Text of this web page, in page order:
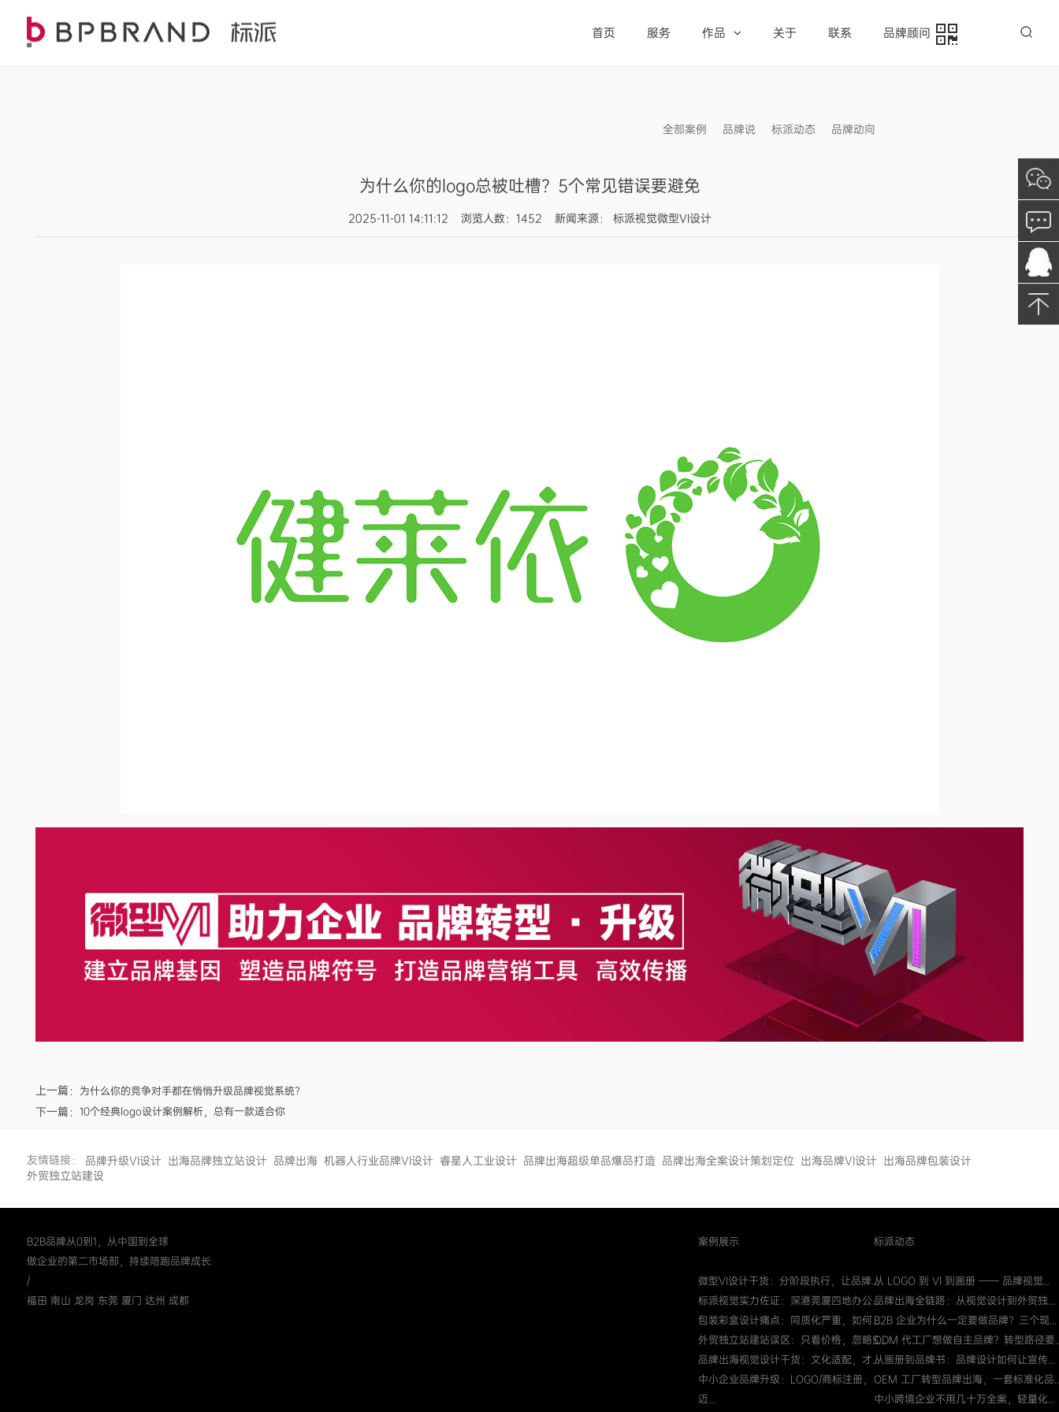
首页 服务 作品 关于 联系 品牌顾问
全部案例 品牌说 标派动态 品牌动向
为什么你的logo总被吐槽？5个常见错误要避免
2025-11-01 14:11:12 浏览人数：1452 新闻来源： 标派视觉微型VI设计
上一篇： 为什么你的竞争对手都在悄悄升级品牌视觉系统？
下一篇： 10个经典logo设计案例解析，总有一款适合你
友情链接： 品牌升级VI设计 出海品牌独立站设计 品牌出海 机器人行业品牌VI设计 睿星人工业设计 品牌出海超级单品爆品打造 品牌出海全案设计策划定位 出海品牌VI设计 出海品牌包装设计
外贸独立站建设
B2B品牌从0到1，从中国到全球
做企业的第二市场部，持续陪跑品牌成长
/
福田 南山 龙岗 东莞 厦门 达州 成都
案例展示
微型VI设计干货：分阶段执行，让品牌...
标派视觉实力佐证：深港莞厦四地办公...
包装彩盒设计痛点：同质化严重，如何...
外贸独立站建站误区：只看价格，忽略S...
品牌出海视觉设计干货：文化适配，才...
中小企业品牌升级：LOGO/商标注册，
迈...
标派动态
从 LOGO 到 VI 到画册 —— 品牌视觉...
品牌出海全链路：从视觉设计到外贸独...
B2B 企业为什么一定要做品牌？三个现...
ODM 代工厂想做自主品牌？转型路径要
从画册到品牌书：品牌设计如何让宣传...
OEM 工厂转型品牌出海，一套标准化品
中小跨境企业不用几十万全案，轻量化...